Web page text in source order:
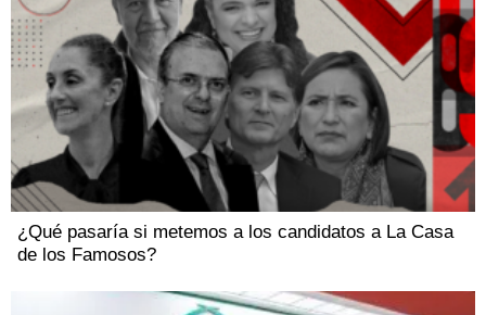
¿Qué pasaría si metemos a los candidatos a La Casa
de los Famosos?